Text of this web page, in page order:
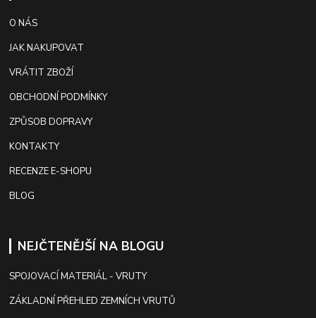
O NÁS
JAK NAKUPOVAT
VRÁTIT ZBOŽÍ
OBCHODNÍ PODMÍNKY
ZPŮSOB DOPRAVY
KONTAKTY
RECENZE E-SHOPU
BLOG
NEJČTENĚJŠÍ NA BLOGU
SPOJOVACÍ MATERIÁL - VRUTY
ZÁKLADNÍ PŘEHLED ZEMNÍCH VRUTŮ